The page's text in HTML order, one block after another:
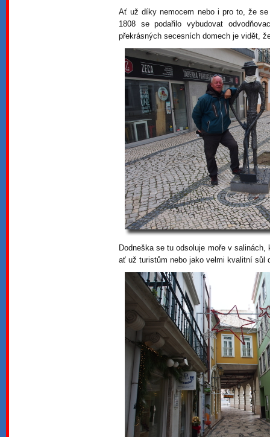
Ať už díky nemocem nebo i pro to, že
1808 se podařilo vybudovat
překrásných secesních domech je vidět,
Dodneška se tu odsoluje moře v
ať už turistům nebo jako velmi kvalitní sůl